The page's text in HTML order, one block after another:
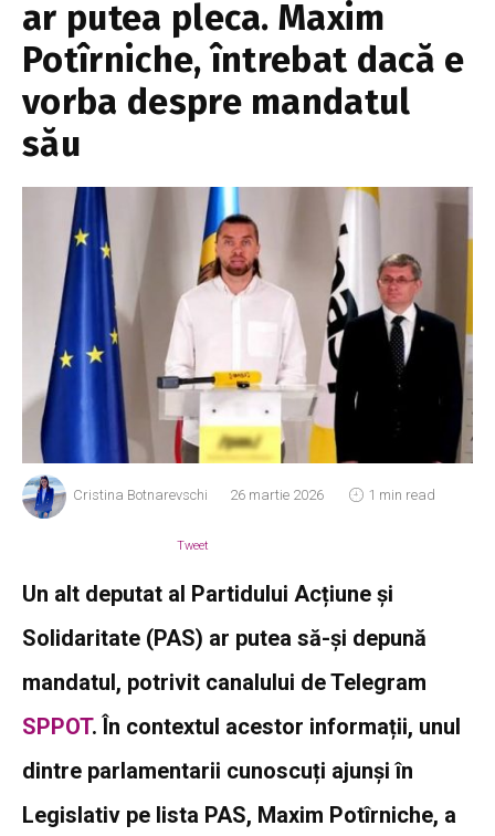
ar putea pleca. Maxim
Potîrniche, întrebat dacă e
vorba despre mandatul
său
Cristina Botnarevschi 26 martie 2026 1 min read
Tweet
Un alt deputat al Partidului Acțiune și
Solidaritate (PAS) ar putea să-și depună
mandatul, potrivit canalului de Telegram
SPPOT. În contextul acestor informații, unul
dintre parlamentarii cunoscuți ajunși în
Legislativ pe lista PAS, Maxim Potîrniche, a